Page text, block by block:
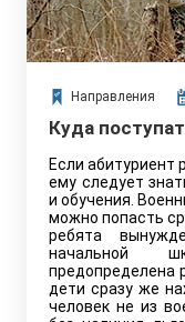
Направления
Куда
Если абитуриент
ему следует
и обучения.
можно попасть
ребята
начальной
предопределена
дети сразу же
человек не из